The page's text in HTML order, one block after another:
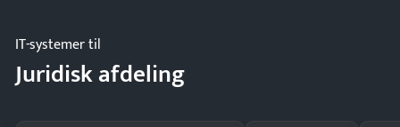
IT-systemer til
Juridisk afdeling